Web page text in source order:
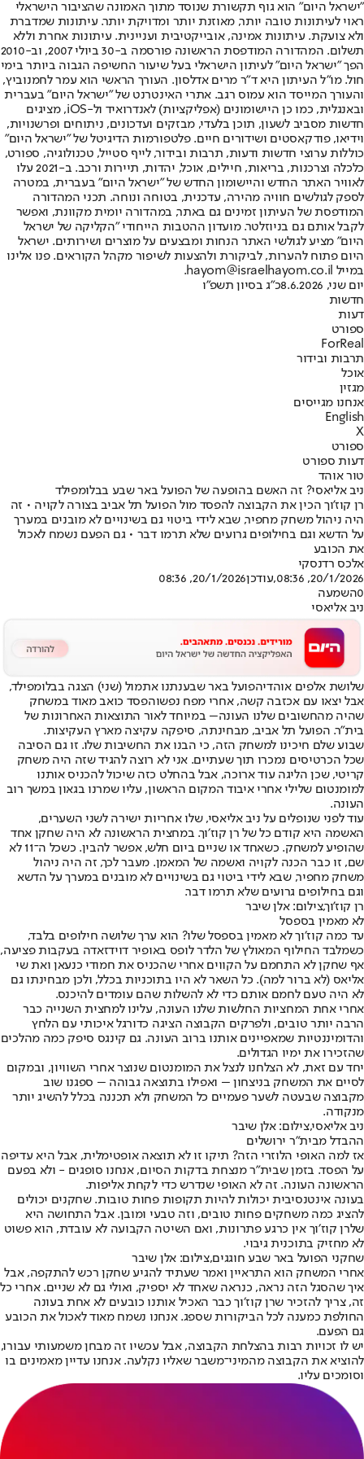
"ישראל היום" הוא גוף תקשורת שנוסד מתוך האמונה שהציבור הישראלי
ראוי לעיתונות טובה יותר, מאוזנת יותר ומדויקת יותר. עיתונות שמדברת
ולא צועקת. עיתונות אמינה, אובייקטיבית ועניינית. עיתונות אחרת וללא
תשלום. המהדורה המודפסת הראשונה פורסמה ב-30 ביולי 2007, וב-2010
הפך "ישראל היום" לעיתון הישראלי בעל שיעור החשיפה הגבוה ביותר בימי
חול. מו"ל העיתון היא ד"ר מרים אדלסון. העורך הראשי הוא עמר לחמנוביץ,
והעורך המייסד הוא עמוס רגב. אתרי האינטרנט של "ישראל היום" בעברית
ובאנגלית, כמו כן היישומונים (אפליקציות) לאנדרואיד ול-iOS, מציגים
חדשות מסביב לשעון, תוכן בלעדי, מבזקים ועדכונים, ניתוחים ופרשנויות,
וידיאו, פודקאסטים ושידורים חיים. פלטפורמות הדיגיטל של "ישראל היום"
כוללות ערוצי חדשות ודעות, תרבות ובידור, לייף סטייל, טכנולוגיה, ספורט,
כלכלה וצרכנות, בריאות, חיילים, אוכל, יהדות, תיירות ורכב. ב-2021 עלו
לאוויר האתר החדש והיישומון החדש של "ישראל היום" בעברית, במטרה
לספק לגולשים חוויה מהירה, עדכנית, בטוחה ונוחה. תכני המהדורה
המודפסת של העיתון זמינים גם באתר, במהדורה יומית מקוונת, ואפשר
לקבל אותם גם בניוזלטר. מועדון ההטבות הייחודי "הקליקה של ישראל
היום" מציע לגולשי האתר הנחות ומבצעים על מוצרים ושירותים. ישראל
היום פתוח להערות, לביקורת ולהצעות לשיפור מקהל הקוראים. פנו אלינו
במייל hayom@israelhayom.co.il.
יום שני, 8.6.2026
כ"ג בסיון תשפ"ו
חדשות
דעות
ספורט
ForReal
תרבות ובידור
אוכל
מגזין
אנחנו מגייסים
English
X
ספורט
דעות ספורט
טור אוהד
ניב אליאסי? זה האשם בהופעה של הפועל באר שבע בבלומפילד
רן קוז'וך הכין את הקבוצה להפסד מול הפועל תל אביב בצורה לקויה • זה
היה ניהול משחק מחפיר, שבא לידי ביטוי גם בשינויים לא מובנים במערך
על הדשא וגם בחילופים גרועים שלא תרמו דבר • גם הפעם נשמח לאכול
את הכובע
אלכס רדנסקי
20/1/2026, 08:36
,עודכן20/1/2026, 08:36
0השמעה
ניב אליאסי
שלושת אלפים אוהדיהפועל באר שבענתנו אתמול (שני) הצגה בבלומפילד,
אבל יצאו עם אכזבה קשה, אחרי מפח נפשוהפסד כואב מאוד במשחק
שהיה מהחשובים שלנו העונה– במיוחד לאור התוצאות האחרונות של
בית״ר. הפועל תל אביב, מבחינתה, סיפקה עקיצה מארץ העקיצות.
שבוע שלם חיכינו למשחק הזה, כי הבנו את החשיבות שלו. זו גם הסיבה
שכל הכרטיסים נמכרו תוך שעתיים. אני לא רוצה להגיד שזה היה משחק
קריטי, שכן הליגה עוד ארוכה, אבל בהחלט כזה שיכול להכניס אותנו
למומנטום שלילי אחרי איבוד המקום הראשון, עליו שמרנו בגאון במשך רוב
העונה.
עוד לפני שנופלים על ניב אליאסי, שלו אחריות ישירה לשני השערים,
האשמה היא קודם כל של רן קוז׳וך. במחצית הראשונה לא היה שחקן אחד
שהופיע למשחק. כשאחד או שניים ביום חלש, אפשר להבין. כשכל ה־11 לא
שם, זו כבר הכנה לקויה ואשמה של המאמן. מעבר לכך, זה היה ניהול
משחק מחפיר, שבא לידי ביטוי גם בשינויים לא מובנים במערך על הדשא
וגם בחילופים גרועים שלא תרמו דבר.
רן קוז'וך,צילום: אלן שיבר
לא מאמין בספסל
עד כמה קוז׳וך לא מאמין בספסל שלו? הוא ערך שלושה חילופים בלבד,
כשמלבד החילוף המאולץ של הלדר לופס באופיר דוידזאדה בעקבות פציעה,
אף שחקן לא התחמם על הקווים אחרי שהכניס את חמודי כנעאן ואת שי
אליאס (לא ברור למה). כל השאר לא היו בתוכניות בכלל, ולכן מבחינתו גם
לא היה טעם לחמם אותם כדי לא להשלות שהם עומדים להיכנס.
אחרי אחת המחציות החלשות שלנו העונה, עלינו למחצית השנייה כבר
הרבה יותר טובים, ולפרקים הקבוצה הציגה כדורגל איכותי עם הלחץ
והדומיננטיות שמאפיינים אותנו ברוב העונה. גם קינגס סיפק כמה מהלכים
שהזכירו את ימיו הגדולים.
יחד עם זאת, לא הצלחנו לנצל את המומנטום שנוצר אחרי השוויון, ובמקום
לסיים את המשחק בניצחון – ואפילו בתוצאה גבוהה – ספגנו שוב
מקבוצה שבעטה לשער פעמיים כל המשחק ולא תכננה בכלל להשיג יותר
מנקודה.
ניב אליאסי,צילום: אלן שיבר
ההבדל מבית"ר ירושלים
אז למה האופי הלוזרי הזה? תיקו זו לא תוצאה אופטימלית, אבל היא עדיפה
על הפסד. בזמן שבית״ר מנצחת בדקות הסיום, אנחנו סופגים - ולא בפעם
הראשונה העונה. זה לא האופי שנדרש כדי לקחת אליפות.
בעונה אינטנסיבית יכולות להיות תקופות פחות טובות. שחקנים יכולים
להציג כמה משחקים פחות טובים, וזה טבעי ומובן. אבל התחושה היא
שלרן קוז׳וך אין כרגע פתרונות, ואם השיטה הקבועה לא עובדת, הוא פשוט
לא מחזיק בתוכנית גיבוי.
שחקני הפועל באר שבע חוגגים,צילום: אלן שיבר
אחרי המשחק הוא התראיין ואמר שעתיד להגיע שחקן רכש להתקפה, אבל
איך שהסגל הזה נראה, כנראה שאחד לא יספיק, ואולי גם לא שניים. אחרי כל
זה, צריך להזכיר שרן קוז׳וך כבר האכיל אותנו כובעים לא אחת בעונה
החולפת כמענה לכל הביקורות שספג. אנחנו נשמח מאוד לאכול את הכובע
גם הפעם.
יש לו זכויות רבות בהצלחת הקבוצה, אבל עכשיו זה מבחן משמעותי עבורו,
להוציא את הקבוצה מהמיני־משבר שאליו נקלעה. אנחנו עדיין מאמינים בו
וסומכים עליו.